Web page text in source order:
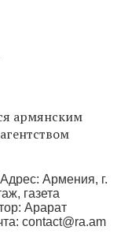
армянским
Армения, г.
газета
Арарат
contact@ra.am